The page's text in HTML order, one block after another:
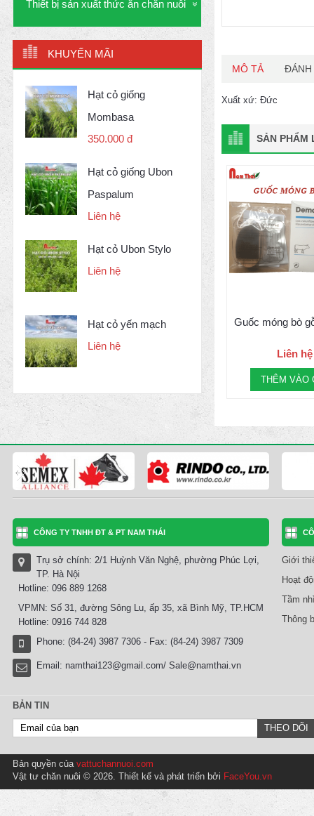
Thiết bị sản xuất thức ăn chăn nuôi
KHUYẾN MÃI
Hạt cỏ giống
Mombasa
350.000 đ
Hạt cỏ giống Ubon
Paspalum
Liên hệ
Hạt cỏ Ubon Stylo
Liên hệ
Hạt cỏ yến mạch
Liên hệ
MÔ TẢ ĐÁNH
Xuất xứ: Đức
SẢN PHẨM
Guốc móng bò
Liên hệ
THÊM VÀO
CÔNG TY TNHH ĐT & PT NAM THÁI
Trụ sở chính: 2/1 Huỳnh Văn Nghệ, phường Phúc Lợi,
TP. Hà Nội
Hotline: 096 889 1268
VPMN: Số 31, đường Sông Lu, ấp 35, xã Bình Mỹ, TP.HCM
Hotline: 0916 744 828
Phone: (84-24) 3987 7306 - Fax: (84-24) 3987 7309
Email: namthai123@gmail.com/ Sale@namthai.vn
Giới
Hoạt
Tầm
Thông
BẢN TIN
Bản quyền của vattuchannuoi.com
Vật tư chăn nuôi © 2026. Thiết kế và phát triển bởi FaceYou.vn